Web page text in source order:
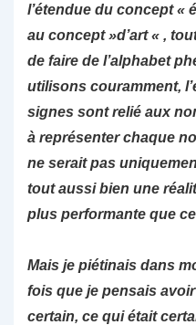
l’étendue du concept «
au concept »d’art « ,
de faire de l’alphabet
utilisons couramment,
signes sont relié aux
à représenter chaque
ne serait pas
tout aussi bien une
plus performante que
Mais je piétinais dans
fois que je pensais
certain, ce qui était